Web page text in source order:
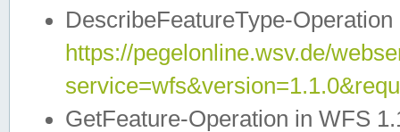
DescribeFeatureType-
https://pegelonline.wsv.de/
GetFeature-Operation in WFS